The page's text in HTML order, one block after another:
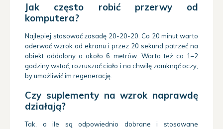
Jak często robić przerwy od
komputera?
Najlepiej stosować zasadę 20-20-20. Co 20 minut warto
oderwać wzrok od ekranu i przez 20 sekund patrzeć na
obiekt oddalony o około 6 metrów. Warto też co 1–2
godziny wstać, rozruszać ciało i na chwilę zamknąć oczy,
by umożliwić im regenerację.
Czy suplementy na wzrok naprawdę
działają?
Tak, o ile są odpowiednio dobrane i stosowane